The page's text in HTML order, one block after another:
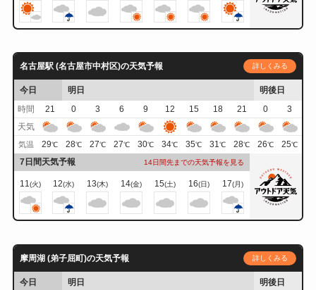
名古屋駅 (名古屋市中村区)の天気予報 詳しくみる
今日 明日
明後日
時間
21 0 3 6 9 12 15 18 21 0
3
天気
気温 29℃ 28℃ 27℃ 27℃ 30℃ 34℃ 35℃ 31℃ 28℃ 26℃ 25℃
7日間天気予報 14日間先までの天気予報を見る
11(火) 12(水) 13(木) 14(金) 15(土) 16(日) 17(月)
摩周湖 (弟子屈町)の天気予報 詳しくみる
今日 明日
明後日